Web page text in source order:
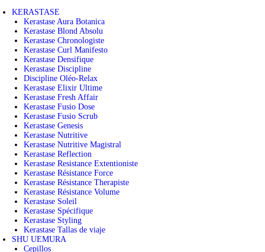
KERASTASE
Kerastase Aura Botanica
Kerastase Blond Absolu
Kerastase Chronologiste
Kerastase Curl Manifesto
Kerastase Densifique
Kerastase Discipline
Discipline Oléo-Relax
Kerastase Elixir Ultime
Kerastase Fresh Affair
Kerastase Fusio Dose
Kerastase Fusio Scrub
Kerastase Genesis
Kerastase Nutritive
Kerastase Nutritive Magistral
Kerastase Reflection
Kerastase Resistance Extentioniste
Kerastase Résistance Force
Kerastase Résistance Therapiste
Kerastase Résistance Volume
Kerastase Soleil
Kerastase Spécifique
Kerastase Styling
Kerastase Tallas de viaje
SHU UEMURA
Cepillos